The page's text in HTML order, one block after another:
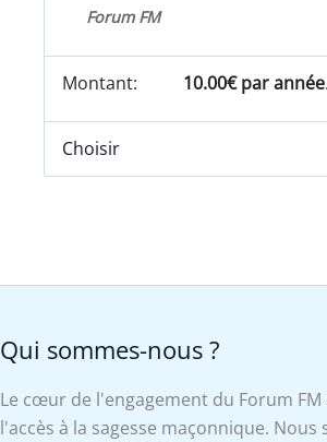
Forum FM
10.00€ par année.
Choisir
Qui sommes-nous ?
Le cœur de l'engagement du Forum
l'accès à la sagesse maçonnique. Nous